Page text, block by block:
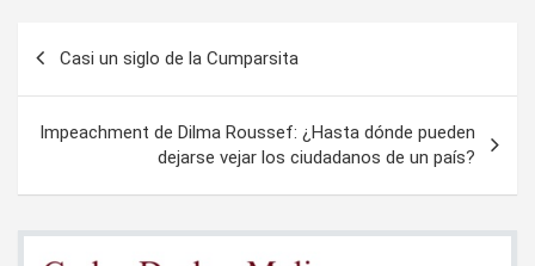
entradas
Casi un siglo de la Cumparsita
Impeachment de Dilma Roussef: ¿Hasta dónde pueden
dejarse vejar los ciudadanos de un país?